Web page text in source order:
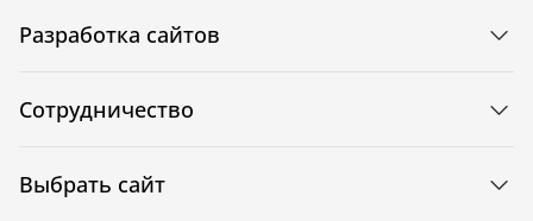
Разработка сайтов
Сотрудничество
Выбрать сайт